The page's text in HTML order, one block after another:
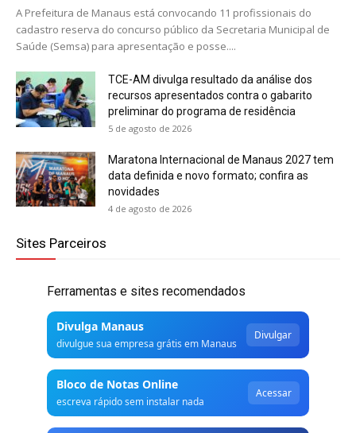
A Prefeitura de Manaus está convocando 11 profissionais do
cadastro reserva do concurso público da Secretaria Municipal de
Saúde (Semsa) para apresentação e posse....
TCE-AM divulga resultado da análise dos
recursos apresentados contra o gabarito
preliminar do programa de residência
5 de agosto de 2026
Maratona Internacional de Manaus 2027 tem
data definida e novo formato; confira as
novidades
4 de agosto de 2026
Sites Parceiros
Ferramentas e sites recomendados
Divulga Manaus
divulgue sua empresa grátis em Manaus
Divulgar
Bloco de Notas Online
escreva rápido sem instalar nada
Acessar